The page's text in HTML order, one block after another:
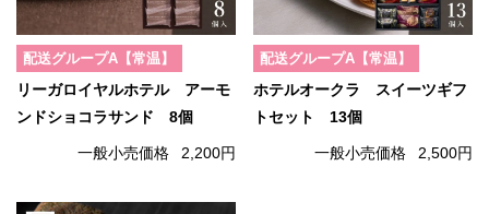
配送グループA【常温】
リーガロイヤルホテル アーモ
ンドショコラサンド 8個
一般小売価格 2,200円
配送グループA【常温】
ホテルオークラ スイーツギフ
トセット 13個
一般小売価格 2,500円